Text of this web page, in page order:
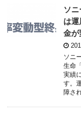
ソ
は
金が
ソニ
生命
実績
す。
障さ